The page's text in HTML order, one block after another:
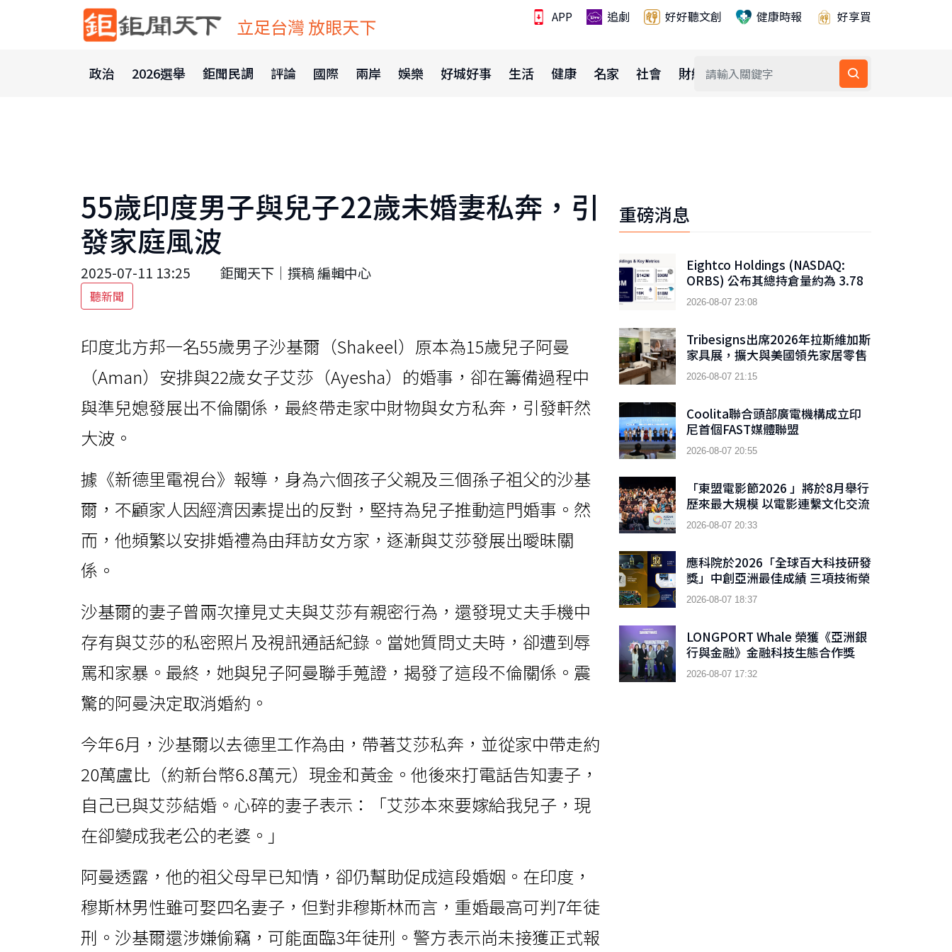
立足台灣 放眼天下 APP 追劇 好好聽文創 健康時報 好享買
政治 2026選舉 鉅聞民調 評論 國際 兩岸 娛樂 好城好事 生活 健康 名家 社會 財經 公益
55歲印度男子與兒子22歲未婚妻私奔，引
發家庭風波
2025-07-11 13:25 鉅聞天下｜撰稿 編輯中心
聽新聞
印度北方邦一名55歲男子沙基爾（Shakeel）原本為15歲兒子阿曼
（Aman）安排與22歲女子艾莎（Ayesha）的婚事，卻在籌備過程中
與準兒媳發展出不倫關係，最終帶走家中財物與女方私奔，引發軒然
大波。
據《新德里電視台》報導，身為六個孩子父親及三個孫子祖父的沙基
爾，不顧家人因經濟因素提出的反對，堅持為兒子推動這門婚事。然
而，他頻繁以安排婚禮為由拜訪女方家，逐漸與艾莎發展出曖昧關
係。
沙基爾的妻子曾兩次撞見丈夫與艾莎有親密行為，還發現丈夫手機中
存有與艾莎的私密照片及視訊通話紀錄。當她質問丈夫時，卻遭到辱
罵和家暴。最終，她與兒子阿曼聯手蒐證，揭發了這段不倫關係。震
驚的阿曼決定取消婚約。
今年6月，沙基爾以去德里工作為由，帶著艾莎私奔，並從家中帶走約
20萬盧比（約新台幣6.8萬元）現金和黃金。他後來打電話告知妻子，
自己已與艾莎結婚。心碎的妻子表示：「艾莎本來要嫁給我兒子，現
在卻變成我老公的老婆。」
阿曼透露，他的祖父母早已知情，卻仍幫助促成這段婚姻。在印度，
穆斯林男性雖可娶四名妻子，但對非穆斯林而言，重婚最高可判7年徒
刑。沙基爾還涉嫌偷竊，可能面臨3年徒刑。警方表示尚未接獲正式報
重磅消息
Eightco Holdings (NASDAQ:
ORBS) 公布其總持倉量約為 3.78
億美元，當中包括 OpenAI、
Beast Industries、超過 16,000
2026-08-07 23:08
Tribesigns出席2026年拉斯維加斯
家具展，擴大與美國領先家居零售
商的合作
2026-08-07 21:15
Coolita聯合頭部廣電機構成立印
尼首個FAST媒體聯盟
2026-08-07 20:55
「東盟電影節2026 」將於8月舉行
歷來最大規模 以電影連繫文化交流
2026-08-07 20:33
應科院於2026「全球百大科技研發
獎」中創亞洲最佳成績 三項技術榮
膺全球百大創新獎項
2026-08-07 18:37
LONGPORT Whale 榮獲《亞洲銀
行與金融》金融科技生態合作獎
2026-08-07 17:32